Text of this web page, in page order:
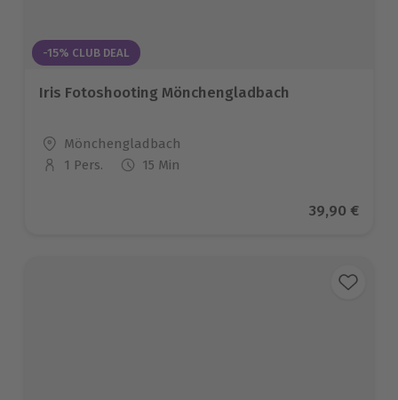
-15% CLUB DEAL
Iris Fotoshooting Mönchengladbach
Standort
Mönchengladbach
Anzahl der Teilnehmer
1 Pers. 15 Min
Aktueller
39,90 €